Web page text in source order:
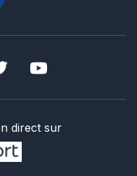
direct sur